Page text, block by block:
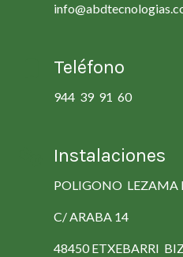
Teléfono
944 39 91 60
Instalaciones
POLIGONO LEZAMA
C/ ARABA 14
48450 ETXEBARRI